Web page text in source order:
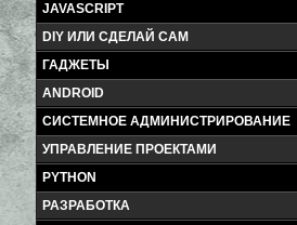
JAVASCRIPT
DIY ИЛИ СДЕЛАЙ САМ
ГАДЖЕТЫ
ANDROID
СИСТЕМНОЕ АДМИНИСТРИРОВАНИЕ
УПРАВЛЕНИЕ ПРОЕКТАМИ
PYTHON
РАЗРАБОТКА